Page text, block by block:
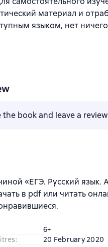
материал и
языком, нет
the book and leave a review
«ЕГЭ. Русский
в pdf или читать
6+
:
20 February 2020